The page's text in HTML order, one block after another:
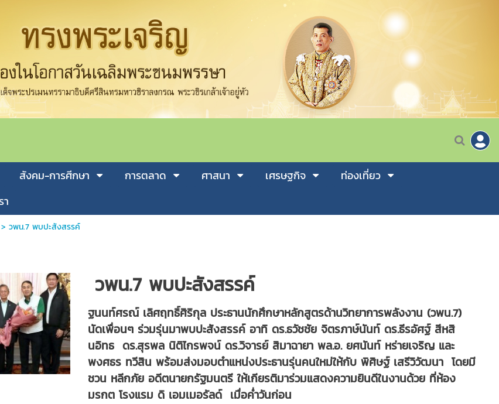
สังคม-การศีกษา การตลาด ศาสนา เศรษฐกิจ
ท่องเที่ยว
วพน.7 พบปะสังสรรค์
วพน.7 พบปะสังสรรค์
ฐนนท์ศรณ์ เลิศฤทธิ์ศิริกุล ประธานนักศึกษาหลักสูตรด้านวิทยาการพลังงาน (วพน.7)
นัดเพื่อนๆ ร่วมรุ่นมาพบปะสังสรรค์ อาทิ ดร.ธวัชชัย จิตรภาษ์นันท์ ดร.ธีรอัศฐ์ สีหสิ
นอิทธ ดร.สุรพล นิติไกรพจน์ ดร.วิจารย์ สิมาฉายา พล.อ. ยศนันท์​ หร่ายเจริญ และ
พงศธร ทวีสิน พร้อมส่งมอบตำแหน่งประธานรุ่นคนใหม่ให้กับ พิศิษฐ์ เสรีวิวัฒนา โดยมี
ชวน หลีกภัย อดีตนายกรัฐมนตรี ให้เกียรติมาร่วมแสดงความยินดีในงานด้วย ที่ห้อง
มรกต โรงแรม ดิ เอมเมอรัลด์ เมื่อค่ำวันก่อน